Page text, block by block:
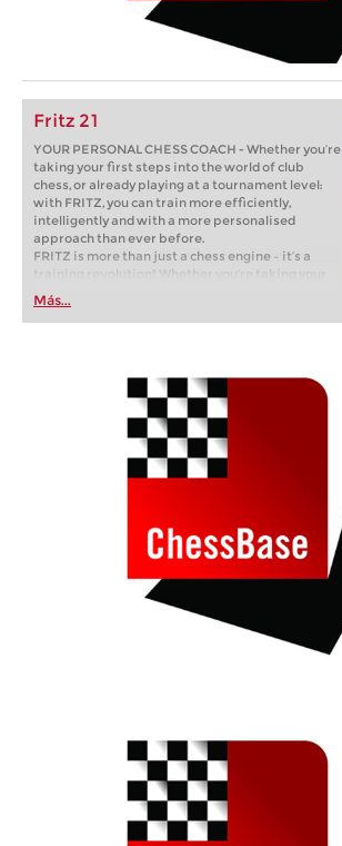
Fritz 21
YOUR PERSONAL CHESS COACH - Whether you’re
taking your first steps into the world of club
chess, or already playing at a tournament level:
with FRITZ, you can train more efficiently,
intelligently and with a more personalised
approach than ever before.
FRITZ is more than just a chess engine – it’s a
training revolution! Whether you’re taking your
first steps into the world of club chess, or already
playing at a tournament level: with FRITZ, you can
train more efficiently, intelligently and with a
Más...